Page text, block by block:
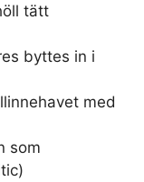
tätt
byttes in i
med
som